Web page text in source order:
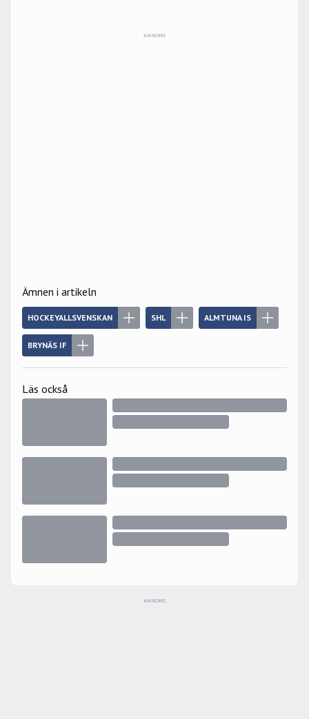
ANNONS
Ämnen i artikeln
HOCKEYALLSVENSKAN SHL ALMTUNA IS
BRYNÄS IF
Läs också
ANNONS